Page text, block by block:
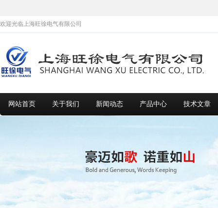
欢迎光临上海旺徐电气有限公司
网站首页 关于我们 新闻动态 产品中心 技术文章